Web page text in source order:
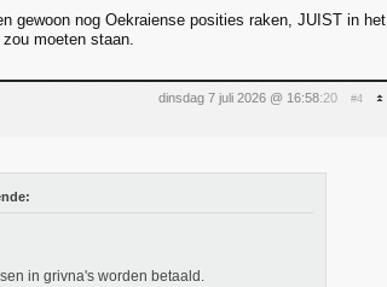
gewoon nog Oekraiense posities raken, JUIST in het
moeten staan.
dinsdag 7 juli 2026 @ 16:58:20 #4
in grivna's worden betaald.